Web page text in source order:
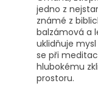
jedno z
známé z
balzámová a
uklidňuje
se při
hlubokému
prostoru.